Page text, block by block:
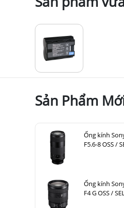
Sản Phẩm
Ống kính
F5.6-8 OSS /
Ống kính
F4 G OSS /